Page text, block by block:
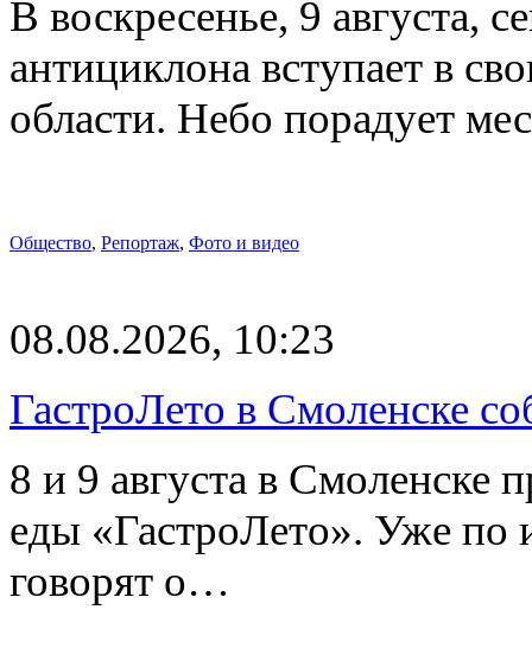
В воскресенье, 9 августа,
антициклона вступает в
области. Небо порадует
Общество, Репортаж, Фото и видео
08.08.2026, 10:23
ГастроЛето в Смоленске
8 и 9 августа в Смоленске
еды «ГастроЛето». Уже по
говорят о…